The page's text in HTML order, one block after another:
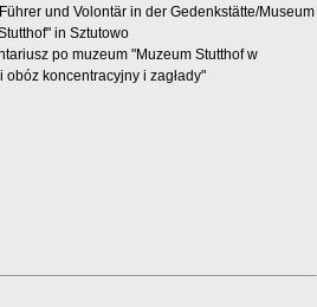
und Volontär in der Gedenkstätte/Museum
in Sztutowo
po muzeum "Muzeum Stutthof w
koncentracyjny i zagłady"